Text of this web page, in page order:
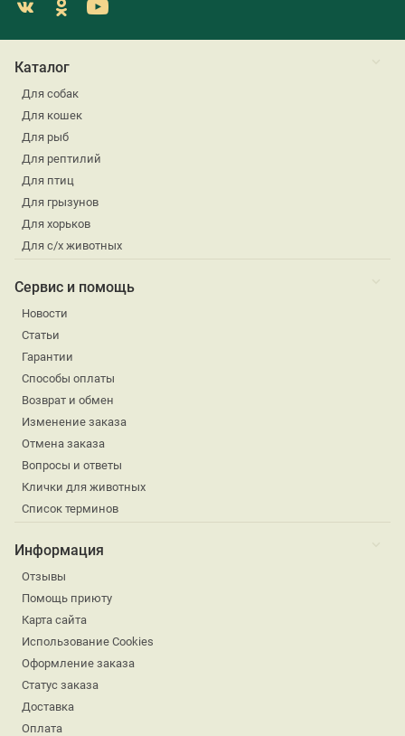
Каталог
Для собак
Для кошек
Для рыб
Для рептилий
Для птиц
Для грызунов
Для хорьков
Для с/х животных
Сервис и помощь
Новости
Статьи
Гарантии
Способы оплаты
Возврат и обмен
Изменение заказа
Отмена заказа
Вопросы и ответы
Клички для животных
Список терминов
Информация
Отзывы
Помощь приюту
Карта сайта
Использование Cookies
Оформление заказа
Статус заказа
Доставка
Оплата